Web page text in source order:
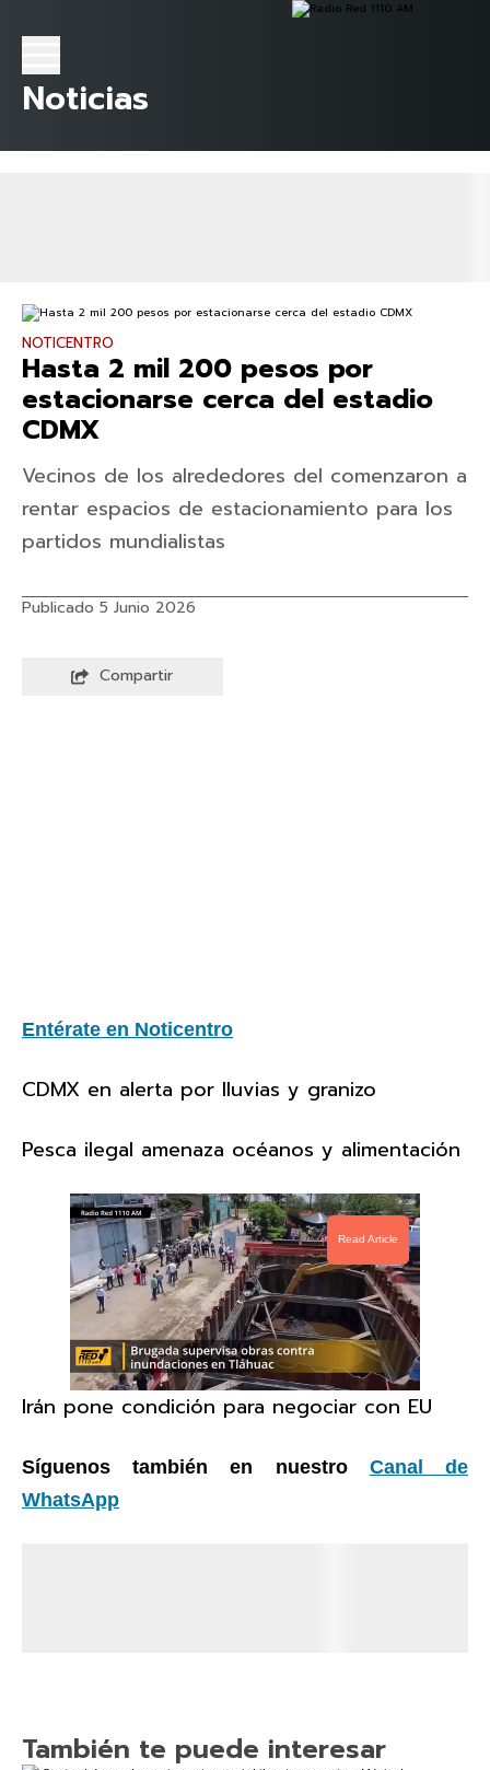
Noticias
NOTICENTRO
Hasta 2 mil 200 pesos por
estacionarse cerca del estadio
CDMX
Vecinos de los alrededores del comenzaron a
rentar espacios de estacionamiento para los
partidos mundialistas
Publicado 5 Junio 2026
Compartir
Entérate en Noticentro
CDMX en alerta por lluvias y granizo
Pesca ilegal amenaza océanos y alimentación
Read Article
Irán pone condición para negociar con EU
Síguenos también en nuestro Canal de
WhatsApp
También te puede interesar